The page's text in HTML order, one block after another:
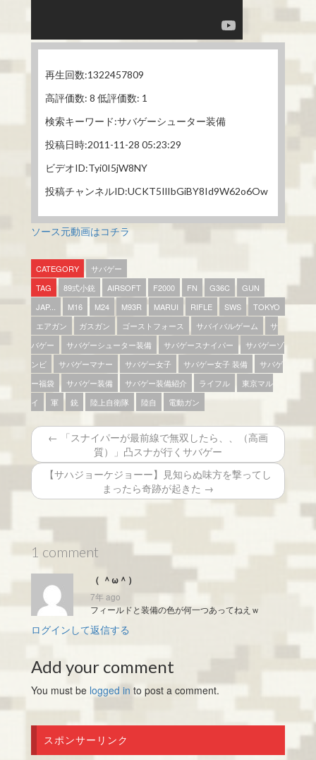
再生回数:1322457809
高評価数: 8 低評価数: 1
検索キーワード:サバゲーシューター装備
投稿日時:2011-11-28 05:23:29
ビデオID:Tyi0I5jW8NY
投稿チャンネルID:UCKT5IlIbGiBY8Id9W62o6Ow
ソース元動画はコチラ
CATEGORY
サバゲー
TAG
89式小銃 AIRSOFT F2000 FN G36C
GUN
JAP...
M16 M24 M93R MARUI RIFLE SWS
TOKYO
エアガン
ガスガン ゴーストフォース サバイバルゲーム
サ
バゲー
サバゲーシューター装備 サバゲースナイパー
サバゲーゾ
ンビ
サバゲーマナー サバゲー女子 サバゲー女子 装備
サバゲ
ー福袋
サバゲー装備 サバゲー装備紹介 ライフル
東京マル
イ
軍 銃 陸上自衛隊 陸自 電動ガン
← 「スナイパーが最前線で無双したら、、（高画
質）」凸スナが行くサバゲー
【サハジョーケジョーー】見知らぬ味方を撃ってし
まったら奇跡が起きた →
1 comment
（ ＾ω＾）
7年 ago
フィールドと装備の色が何一つあってねえｗ
ログインして返信する
Add your comment
You must be logged in to post a comment.
スポンサーリンク